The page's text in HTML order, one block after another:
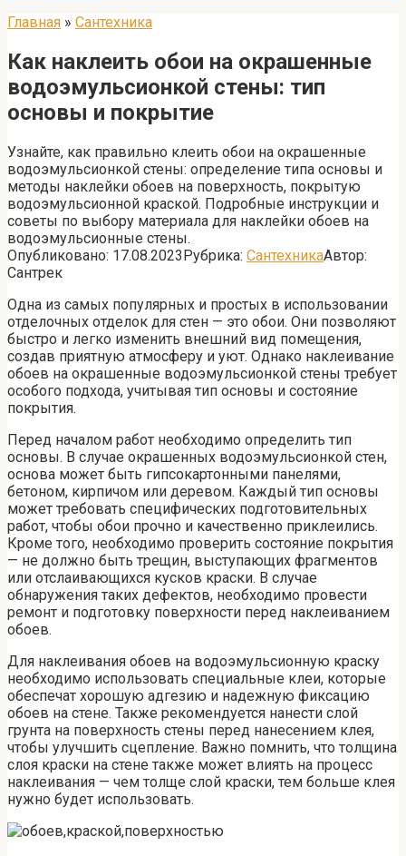
Главная » Сантехника
Как наклеить обои на окрашенные
водоэмульсионкой стены: тип
основы и покрытие
Узнайте, как правильно клеить обои на окрашенные
водоэмульсионкой стены: определение типа основы и
методы наклейки обоев на поверхность, покрытую
водоэмульсионной краской. Подробные инструкции и
советы по выбору материала для наклейки обоев на
водоэмульсионные стены.
Опубликовано: 17.08.2023Рубрика: СантехникаАвтор:
Сантрек
Одна из самых популярных и простых в использовании
отделочных отделок для стен — это обои. Они позволяют
быстро и легко изменить внешний вид помещения,
создав приятную атмосферу и уют. Однако наклеивание
обоев на окрашенные водоэмульсионкой стены требует
особого подхода, учитывая тип основы и состояние
покрытия.
Перед началом работ необходимо определить тип
основы. В случае окрашенных водоэмульсионкой стен,
основа может быть гипсокартонными панелями,
бетоном, кирпичом или деревом. Каждый тип основы
может требовать специфических подготовительных
работ, чтобы обои прочно и качественно приклеились.
Кроме того, необходимо проверить состояние покрытия
— не должно быть трещин, выступающих фрагментов
или отслаивающихся кусков краски. В случае
обнаружения таких дефектов, необходимо провести
ремонт и подготовку поверхности перед наклеиванием
обоев.
Для наклеивания обоев на водоэмульсионную краску
необходимо использовать специальные клеи, которые
обеспечат хорошую адгезию и надежную фиксацию
обоев на стене. Также рекомендуется нанести слой
грунта на поверхность стены перед нанесением клея,
чтобы улучшить сцепление. Важно помнить, что толщина
слоя краски на стене также может влиять на процесс
наклеивания — чем толще слой краски, тем больше клея
нужно будет использовать.